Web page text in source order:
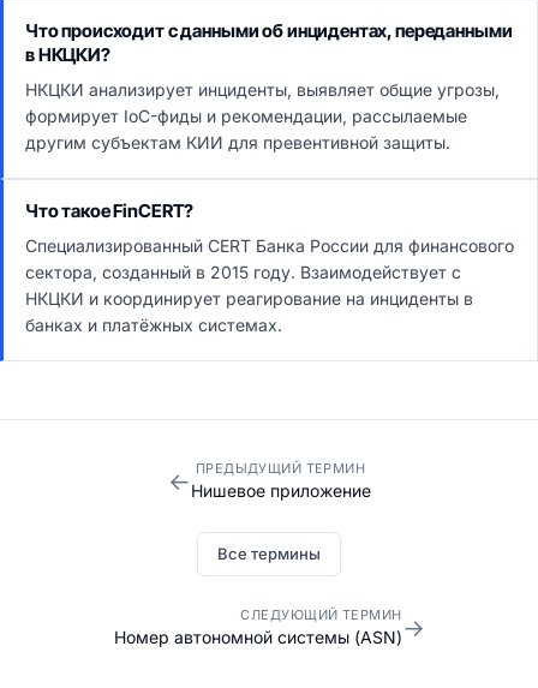
Что происходит с данными об инцидентах, переданными
в НКЦКИ?
НКЦКИ анализирует инциденты, выявляет общие угрозы,
формирует IoC-фиды и рекомендации, рассылаемые
другим субъектам КИИ для превентивной защиты.
Что такое FinCERT?
Специализированный CERT Банка России для финансового
сектора, созданный в 2015 году. Взаимодействует с
НКЦКИ и координирует реагирование на инциденты в
банках и платёжных системах.
← ПРЕДЫДУЩИЙ ТЕРМИН
Нишевое приложение
Все термины
СЛЕДУЮЩИЙ ТЕРМИН
Номер автономной системы (ASN)→